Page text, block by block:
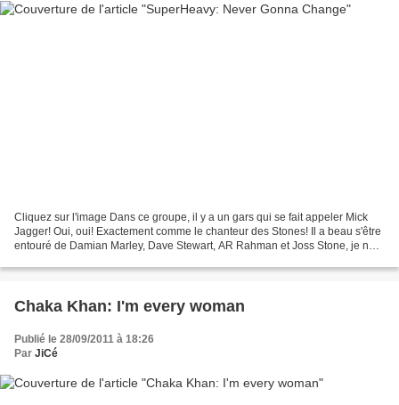
Cliquez sur l'image Dans ce groupe, il y a un gars qui se fait appeler Mick
Jagger! Oui, oui! Exactement comme le chanteur des Stones! Il a beau s'être
entouré de Damian Marley, Dave Stewart, AR Rahman et Joss Stone, je ne
Chaka Khan: I'm every woman
Publié le 28/09/2011 à 18:26
Par JiCé